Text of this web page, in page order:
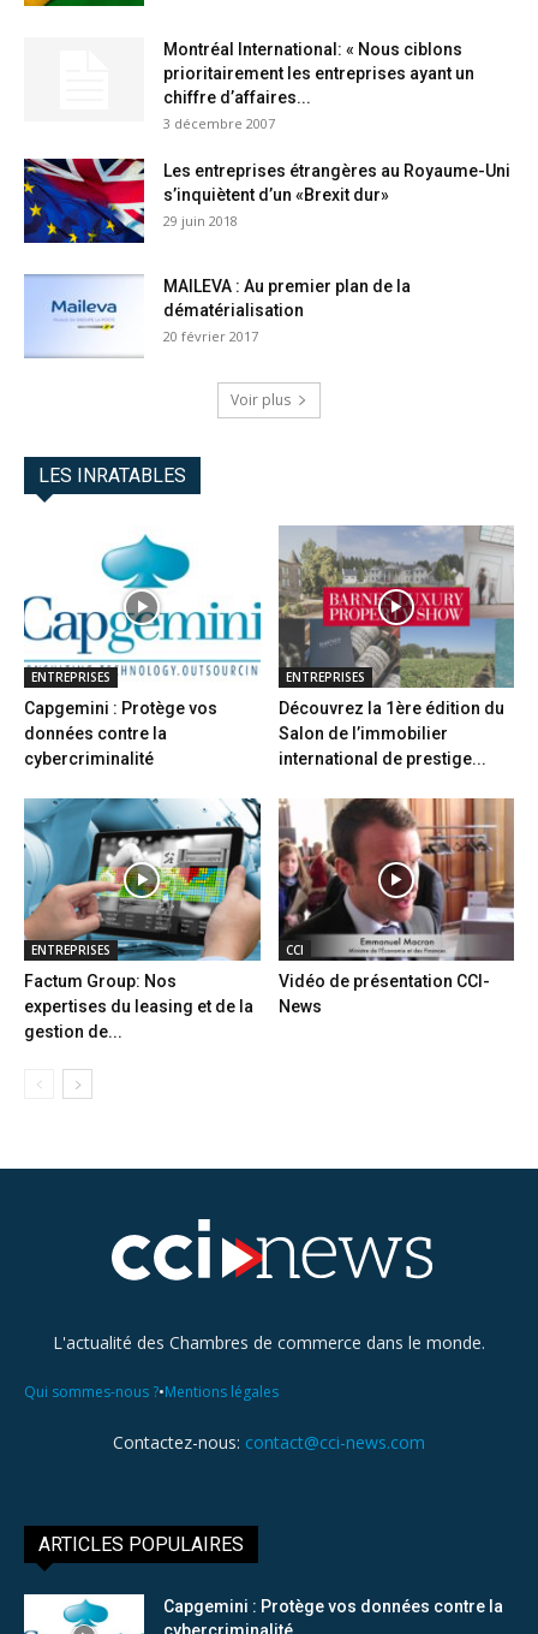
Montréal International: « Nous ciblons
prioritairement les entreprises ayant un
chiffre d’affaires...
3 décembre 2007
Les entreprises étrangères au Royaume-Uni
s’inquiètent d’un «Brexit dur»
29 juin 2018
MAILEVA : Au premier plan de la
dématérialisation
20 février 2017
Voir plus
LES INRATABLES
ENTREPRISES
Capgemini : Protège vos
données contre la
cybercriminalité
ENTREPRISES
Découvrez la 1ère édition du
Salon de l’immobilier
international de prestige...
ENTREPRISES
Factum Group: Nos
expertises du leasing et de la
gestion de...
CCI
Vidéo de présentation CCI-
News
L'actualité des Chambres de commerce dans le monde.
Qui sommes-nous ?•Mentions légales
Contactez-nous: contact@cci-news.com
ARTICLES POPULAIRES
Capgemini : Protège vos données contre la